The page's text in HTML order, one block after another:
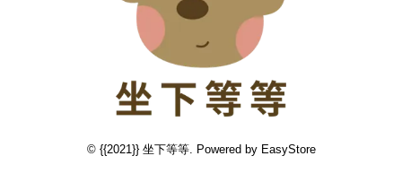
© {{2021}} 坐下等等. Powered by EasyStore